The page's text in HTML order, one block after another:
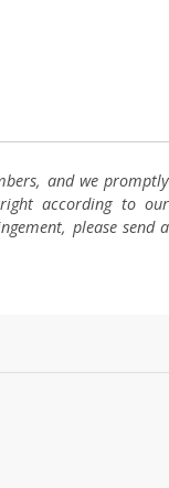
and we promptly
according to our
please send a